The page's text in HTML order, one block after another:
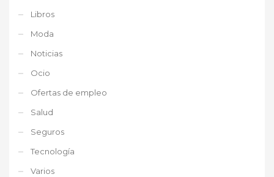
Libros
Moda
Noticias
Ocio
Ofertas de empleo
Salud
Seguros
Tecnología
Varios